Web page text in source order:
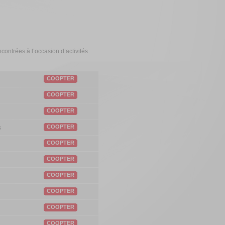
à l’occasion d’activités
COOPTER
COOPTER
COOPTER
COOPTER
COOPTER
COOPTER
COOPTER
COOPTER
COOPTER
COOPTER